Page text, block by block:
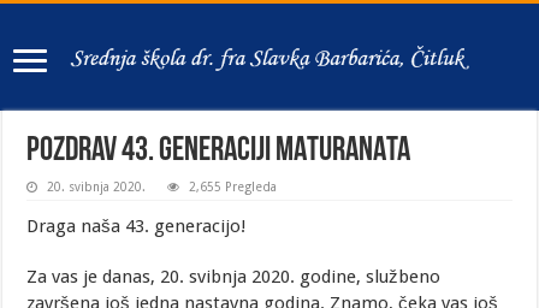
POZDRAV 43. GENERACIJI MATURANATA
20. svibnja 2020. 2,655 Pregleda
Draga naša 43. generacijo!
Za vas je danas, 20. svibnja 2020. godine, službeno
završena još jedna nastavna godina. Znamo, čeka vas još